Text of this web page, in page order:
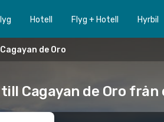
Hotell Flyg + Hotell Hyrbil
Cagayan de Oro
Cagayan de Oro från